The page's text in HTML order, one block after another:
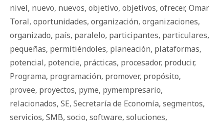
nivel, nuevo, nuevos, objetivo, objetivos, ofrecer, Omar
Toral, oportunidades, organización, organizaciones,
organizado, país, paralelo, participantes, particulares,
pequeñas, permitiéndoles, planeación, plataformas,
potencial, potencie, prácticas, procesador, producir,
Programa, programación, promover, propósito,
provee, proyectos, pyme, pymempresario,
relacionados, SE, Secretaría de Economía, segmentos,
servicios, SMB, socio, software, soluciones,